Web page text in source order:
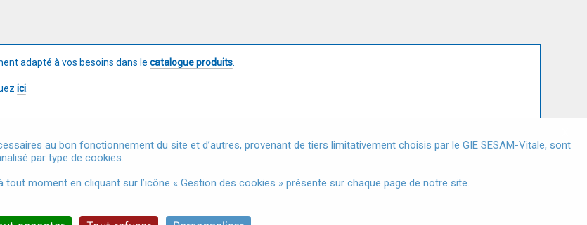
adapté à vos besoins dans le catalogue produits
ici
au bon fonctionnement du site et d’autres, provenant de tiers limitativement choisis par le GIE SESAM-Vitale, sont
par type de cookies.
moment en cliquant sur l’icône « Gestion des cookies » présente sur chaque page de notre site.